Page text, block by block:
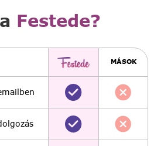
Festede?
MÁSOK